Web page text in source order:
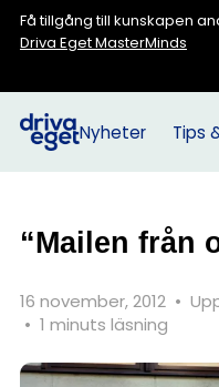
Få tillgång till kunskapen
Driva Eget MasterMinds
Nyheter Tips
“Mailen från
16 november, 2012 •
• 1 minuts läsning